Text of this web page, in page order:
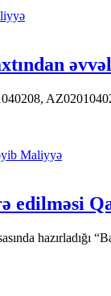
Maliyyə
hazırladığı